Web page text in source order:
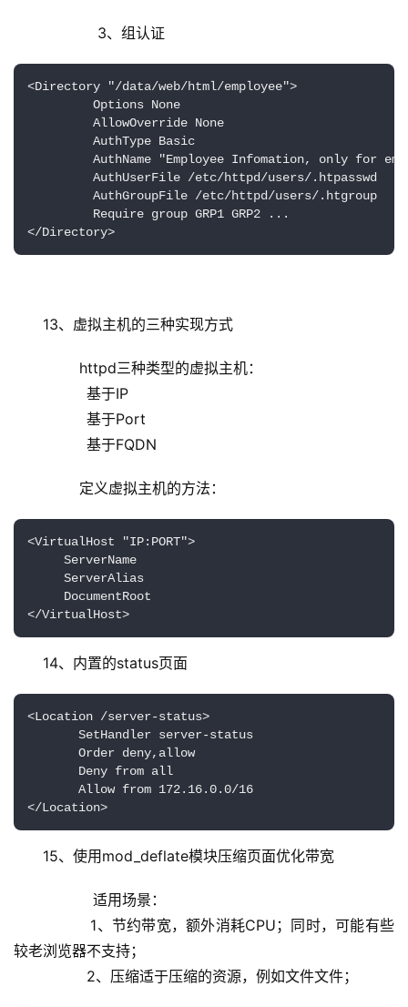
3、组认证
<Directory "/data/web/html/employee">
Options None
AllowOverride None
AuthType Basic
AuthName "Employee Infomation, only for
AuthUserFile /etc/httpd/users/.htpasswd
AuthGroupFile /etc/httpd/users/.htgroup
Require group GRP1 GRP2 ...
</Directory>
13、虚拟主机的三种实现方式
httpd三种类型的虚拟主机：
基于IP
基于Port
基于FQDN
定义虚拟主机的方法：
<VirtualHost "IP:PORT">
ServerName
ServerAlias
DocumentRoot
</VirtualHost>
14、内置的status页面
<Location /server-status>
SetHandler server-status
Order deny,allow
Deny from all
Allow from 172.16.0.0/16
</Location>
15、使用mod_deflate模块压缩页面优化带宽
适用场景：
1、节约带宽，额外消耗CPU；同时，可能有些
较老浏览器不支持；
2、压缩适于压缩的资源，例如文件文件；